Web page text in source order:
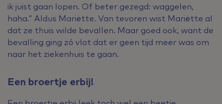
ik juist gaan lopen. Of beter gezegd: waggelen,
haha.” Aldus Mariëtte. Van tevoren wist Mariëtte al
dat ze thuis wilde bevallen. Maar goed ook, want de
bevalling ging zó vlot dat er geen tijd meer was om
naar het ziekenhuis te gaan.
Een broertje erbij!